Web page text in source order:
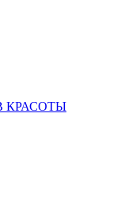
КРАСОТЫ